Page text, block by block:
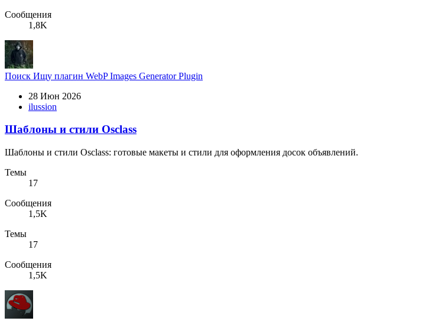
Сообщения
1,8K
Поиск Ищу плагин WebP Images Generator Plugin
28 Июн 2026
ilussion
Шаблоны и стили Osclass
Шаблоны и стили Osclass: готовые макеты и стили для оформления досок объявлений.
Темы
17
Сообщения
1,5K
Темы
17
Сообщения
1,5K